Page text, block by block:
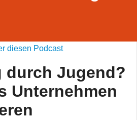
diesen Podcast
durch Jugend?
Unternehmen